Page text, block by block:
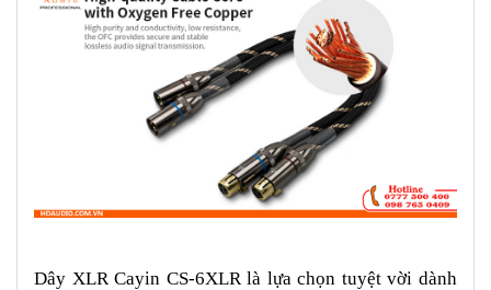
Dây XLR Cayin CS-6XLR là lựa chọn tuyệt vời dành